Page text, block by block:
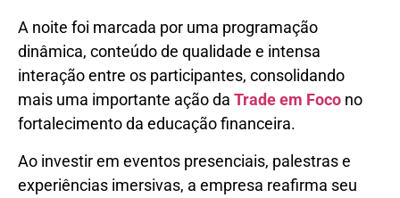
A noite foi marcada por uma programação
dinâmica, conteúdo de qualidade e intensa
interação entre os participantes, consolidando
mais uma importante ação da Trade em Foco no
fortalecimento da educação financeira.
Ao investir em eventos presenciais, palestras e
experiências imersivas, a empresa reafirma seu